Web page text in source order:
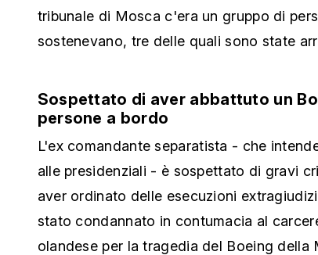
tribunale di Mosca c'era un gruppo di
sostenevano, tre delle quali sono state
Sospettato di aver abbattuto un
persone a bordo
L'ex comandante separatista - che
alle presidenziali - è sospettato di gravi
aver ordinato delle esecuzioni
stato condannato in contumacia al
olandese per la tragedia del Boeing della